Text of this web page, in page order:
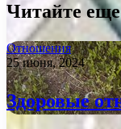
Читайте еще
Отношения
25 июня, 2024
Здоровые